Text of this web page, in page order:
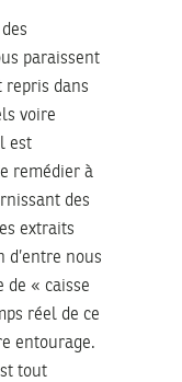
paraissent
repris dans
voire
est
remédier à
des
extraits
d’entre nous
de « caisse
réel de ce
entourage.
tout